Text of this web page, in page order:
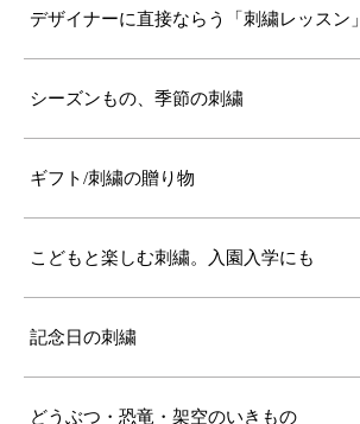
デザイナーに直接ならう「刺繍レッスン」
シーズンもの、季節の刺繍
ギフト/刺繍の贈り物
こどもと楽しむ刺繍。入園入学にも
記念日の刺繍
どうぶつ・恐竜・架空のいきもの